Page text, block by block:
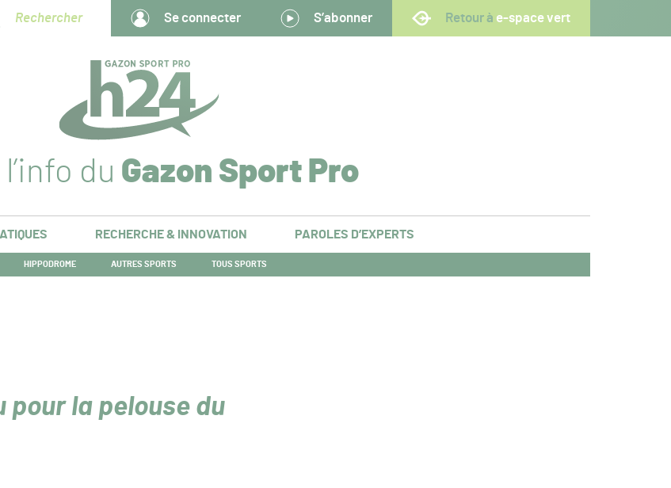
Rechercher Se connecter S’abonner Retour à e-space vert
l’info du Gazon Sport Pro
RECHERCHE & INNOVATION PAROLES D’EXPERTS
HIPPODROME AUTRES SPORTS TOUS SPORTS
pour la pelouse du